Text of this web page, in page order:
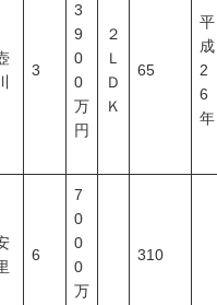
3
3
9
0
0
万
円
２
Ｌ
Ｄ
Ｋ
65
平
成
2
6
年
6
7
0
0
0
万
310